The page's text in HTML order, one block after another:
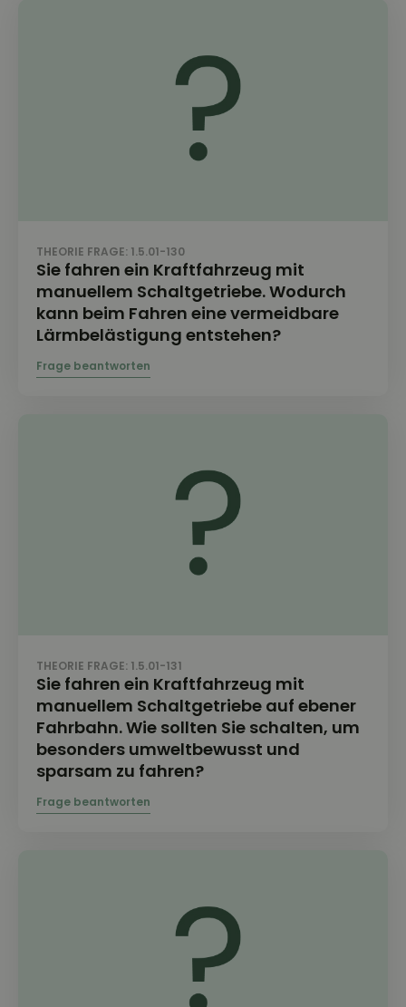
THEORIE FRAGE: 1.5.01-130
Sie fahren ein Kraftfahrzeug mit
manuellem Schaltgetriebe. Wodurch
kann beim Fahren eine vermeidbare
Lärmbelästigung entstehen?
THEORIE FRAGE: 1.5.01-131
Sie fahren ein Kraftfahrzeug mit
manuellem Schaltgetriebe auf ebener
Fahrbahn. Wie sollten Sie schalten, um
besonders umweltbewusst und
sparsam zu fahren?